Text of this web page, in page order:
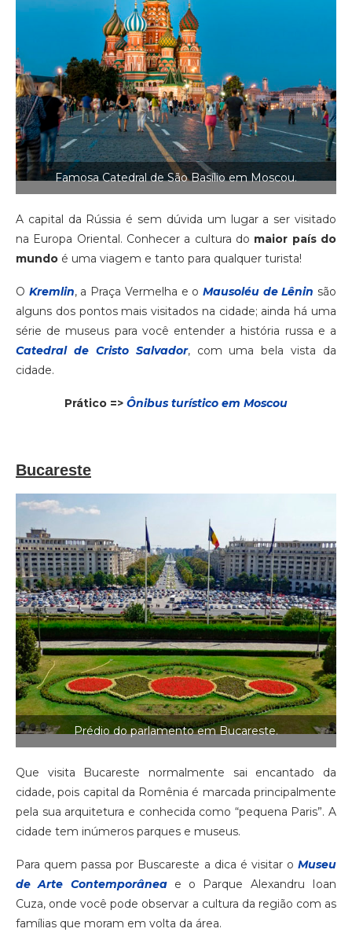
Famosa Catedral de São Basílio em Moscou.
A capital da Rússia é sem dúvida um lugar a ser visitado
na Europa Oriental. Conhecer a cultura do maior país do
mundo é uma viagem e tanto para qualquer turista!
O Kremlin, a Praça Vermelha e o Mausoléu de Lênin são
alguns dos pontos mais visitados na cidade; ainda há uma
série de museus para você entender a história russa e a
Catedral de Cristo Salvador, com uma bela vista da
cidade.
Prático => Ônibus turístico em Moscou
Bucareste
Prédio do parlamento em Bucareste.
Que visita Bucareste normalmente sai encantado da
cidade, pois capital da Romênia é marcada principalmente
pela sua arquitetura e conhecida como “pequena Paris”. A
cidade tem inúmeros parques e museus.
Para quem passa por Buscareste a dica é visitar o Museu
de Arte Contemporâneae o Parque Alexandru Ioan
Cuza, onde você pode observar a cultura da região com as
famílias que moram em volta da área.